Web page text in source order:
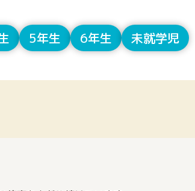
5年生 6年生 未就学児